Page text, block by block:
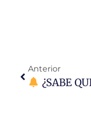
Anterior
¿SABE QUE CONTAMOS CON AMBULANCIA MEDICALIZADA PARA LA ATENCIÓN